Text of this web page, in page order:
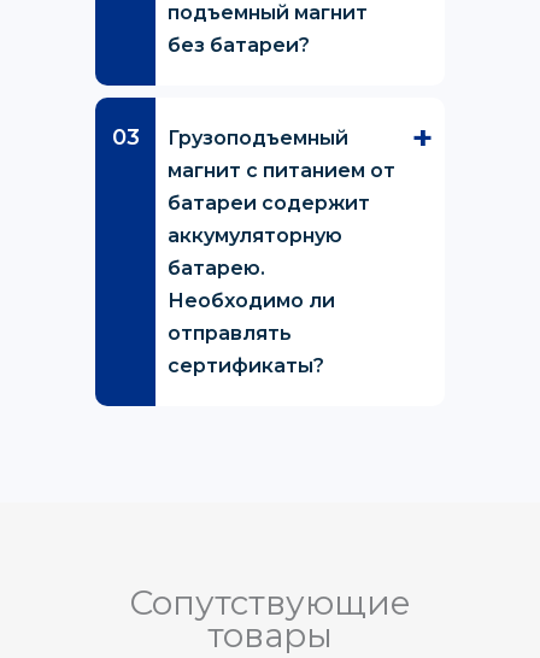
подъемный магнит
без батареи?
Грузоподъемный
магнит с питанием от
батареи содержит
аккумуляторную
батарею.
Необходимо ли
отправлять
сертификаты?
Сопутствующие
товары